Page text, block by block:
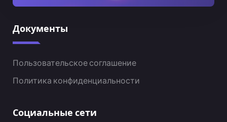
Документы
Пользовательское соглашение
Политика конфиденциальности
Социальные сети